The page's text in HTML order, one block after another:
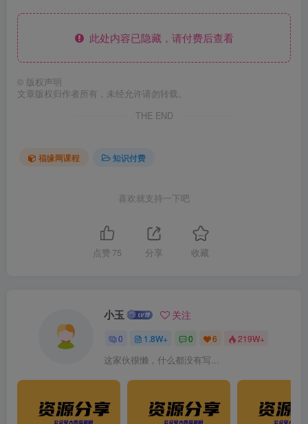
此处内容已隐藏，请付费后查看
© 版权声明
文章版权归作者所有，未经允许请勿转载。
THE END
福缘网课程 知识付费
喜欢就支持一下吧
点赞 75 分享 收藏
小玉 关注
0 1.8W+ 0 6 219W+
这家伙很懒，什么都没有写...